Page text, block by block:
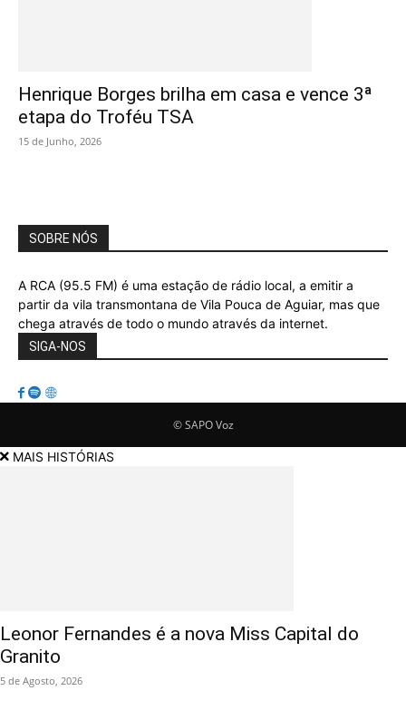
Henrique Borges brilha em casa e vence 3ª
etapa do Troféu TSA
15 de Junho, 2026
SOBRE NÓS
A RCA (95.5 FM) é uma estação de rádio local, a emitir a
partir da vila transmontana de Vila Pouca de Aguiar, mas que
chega através de todo o mundo através da internet.
SIGA-NOS
© SAPO Voz
MAIS HISTÓRIAS
Leonor Fernandes é a nova Miss Capital do
Granito
5 de Agosto, 2026